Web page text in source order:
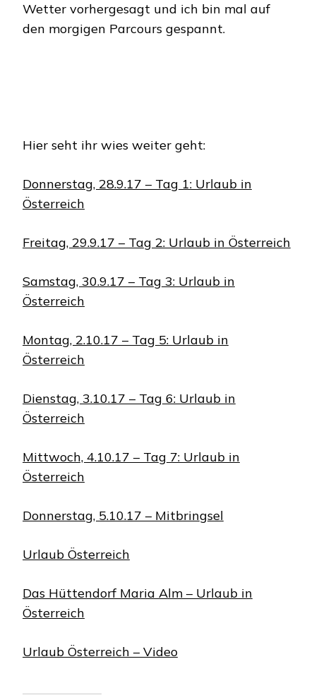
Wetter vorhergesagt und ich bin mal auf
den morgigen Parcours gespannt.
Hier seht ihr wies weiter geht:
Donnerstag, 28.9.17 – Tag 1: Urlaub in
Österreich
Freitag, 29.9.17 – Tag 2: Urlaub in Österreich
Samstag, 30.9.17 – Tag 3: Urlaub in
Österreich
Montag, 2.10.17 – Tag 5: Urlaub in
Österreich
Dienstag, 3.10.17 – Tag 6: Urlaub in
Österreich
Mittwoch, 4.10.17 – Tag 7: Urlaub in
Österreich
Donnerstag, 5.10.17 – Mitbringsel
Urlaub Österreich
Das Hüttendorf Maria Alm – Urlaub in
Österreich
Urlaub Österreich – Video